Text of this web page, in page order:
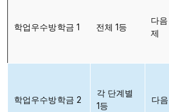
학업우수방학금 1 전체 1등
다
제
학업우수방학금 2
각 단계별
1등
다